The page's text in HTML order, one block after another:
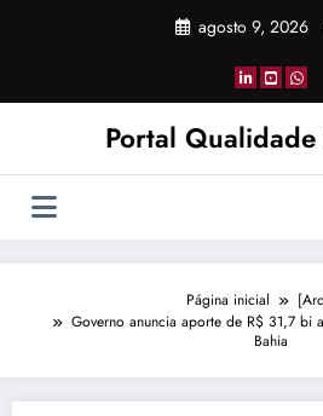
agosto 9, 2026
Portal
Página inicial
Governo anuncia aporte de R$ 31,7 bi
Bahia